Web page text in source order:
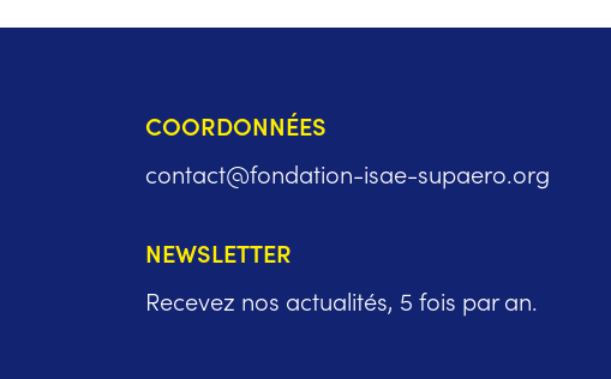
COORDONNÉES
contact@fondation-isae-supaero.org
NEWSLETTER
Recevez nos actualités, 5 fois par an.